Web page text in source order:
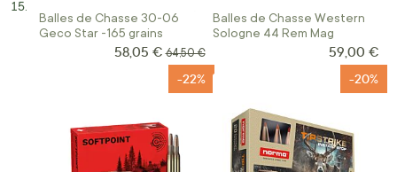
Balles de Chasse 30-06
Geco Star -165 grains
Prix Spécial
58,05 € Prix normal
64,50 €
Balles de Chasse Western
Sologne 44 Rem Mag
59,00 €
-22% -20%